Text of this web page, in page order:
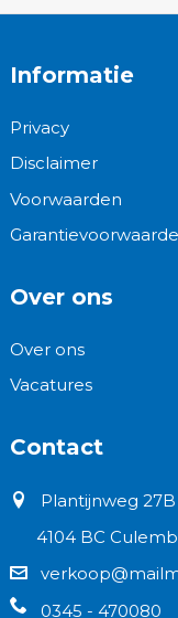
Informatie
Privacy
Disclaimer
Voorwaarden
Over ons
Over ons
Vacatures
Contact
Plantijnweg 27B
4104 BC
0345 - 470080